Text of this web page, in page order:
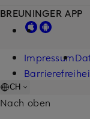
BREUNINGER APP
Impressum
CH
Nach oben